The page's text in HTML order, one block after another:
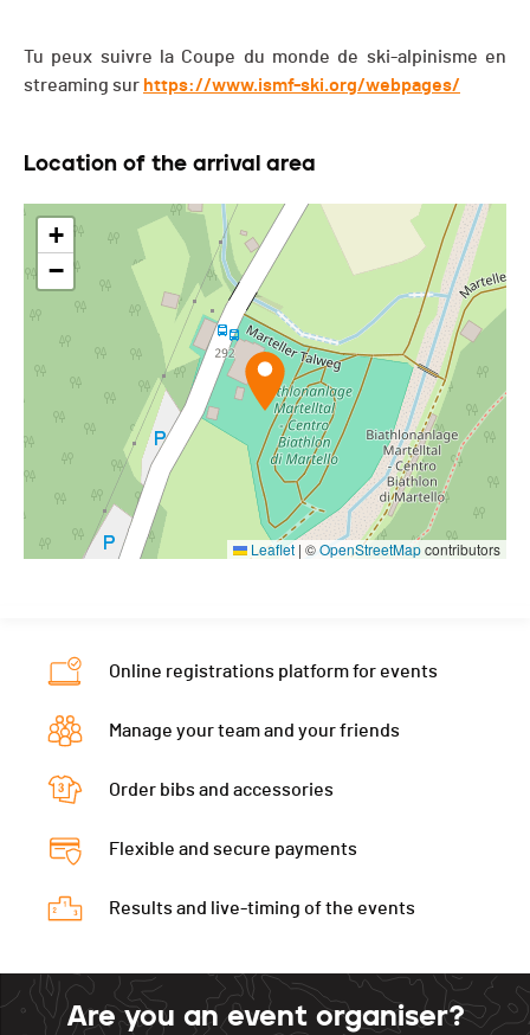
Tu peux suivre la Coupe du monde de ski-alpinisme en
streaming sur https://www.ismf-ski.org/webpages/
Location of the arrival area
+
−
Leaflet | ©OpenStreetMapcontributors
Online registrations platform for events
Manage your team and your friends
Order bibs and accessories
Flexible and secure payments
Results and live-timing of the events
Are you an event organiser?